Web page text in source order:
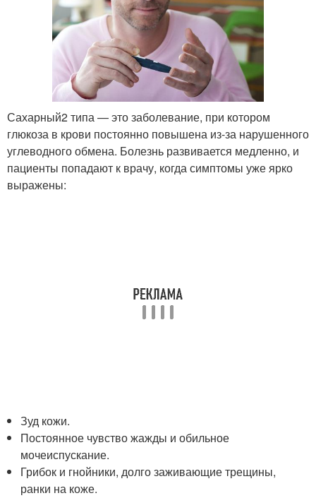
Сахарный2 типа — это заболевание, при котором
глюкоза в крови постоянно повышена из-за нарушенного
углеводного обмена. Болезнь развивается медленно, и
пациенты попадают к врачу, когда симптомы уже ярко
выражены:
Зуд кожи.
Постоянное чувство жажды и обильное
мочеиспускание.
Грибок и гнойники, долго заживающие трещины,
ранки на коже.